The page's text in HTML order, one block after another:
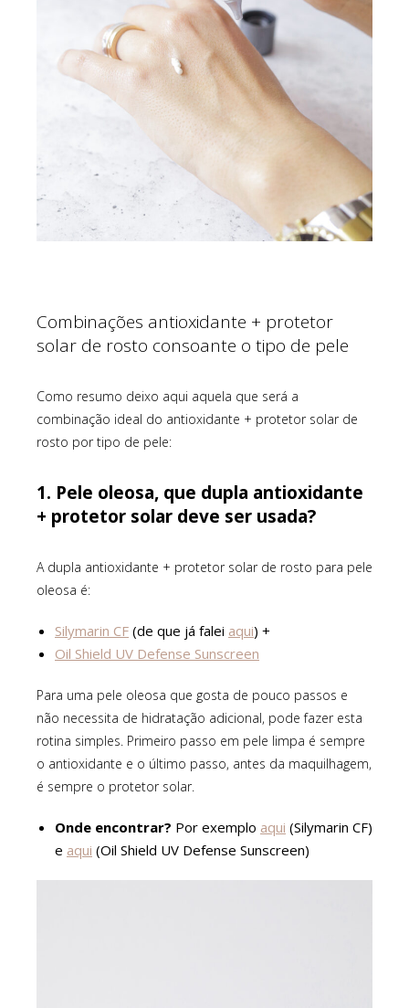
Combinações antioxidante + protetor
solar de rosto consoante o tipo de pele
Como resumo deixo aqui aquela que será a
combinação ideal do antioxidante + protetor solar de
rosto por tipo de pele:
1. Pele oleosa, que dupla antioxidante
+ protetor solar deve ser usada?
A dupla antioxidante + protetor solar de rosto para pele
oleosa é:
Silymarin CF (de que já falei aqui) +
Oil Shield UV Defense Sunscreen
Para uma pele oleosa que gosta de pouco passos e
não necessita de hidratação adicional, pode fazer esta
rotina simples. Primeiro passo em pele limpa é sempre
o antioxidante e o último passo, antes da maquilhagem,
é sempre o protetor solar.
Onde encontrar? Por exemplo aqui (Silymarin CF)
e aqui (Oil Shield UV Defense Sunscreen)